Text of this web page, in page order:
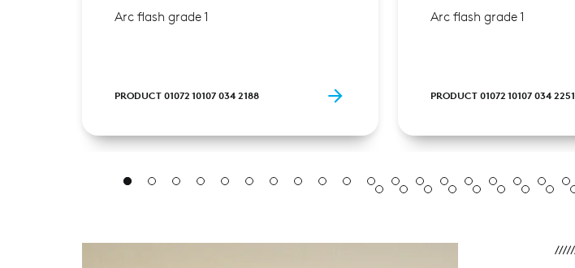
Arc flash grade 1
PRODUCT 01072 10107 034 2188
Arc flash grade 1
PRODUCT 01072 10107 034 2251